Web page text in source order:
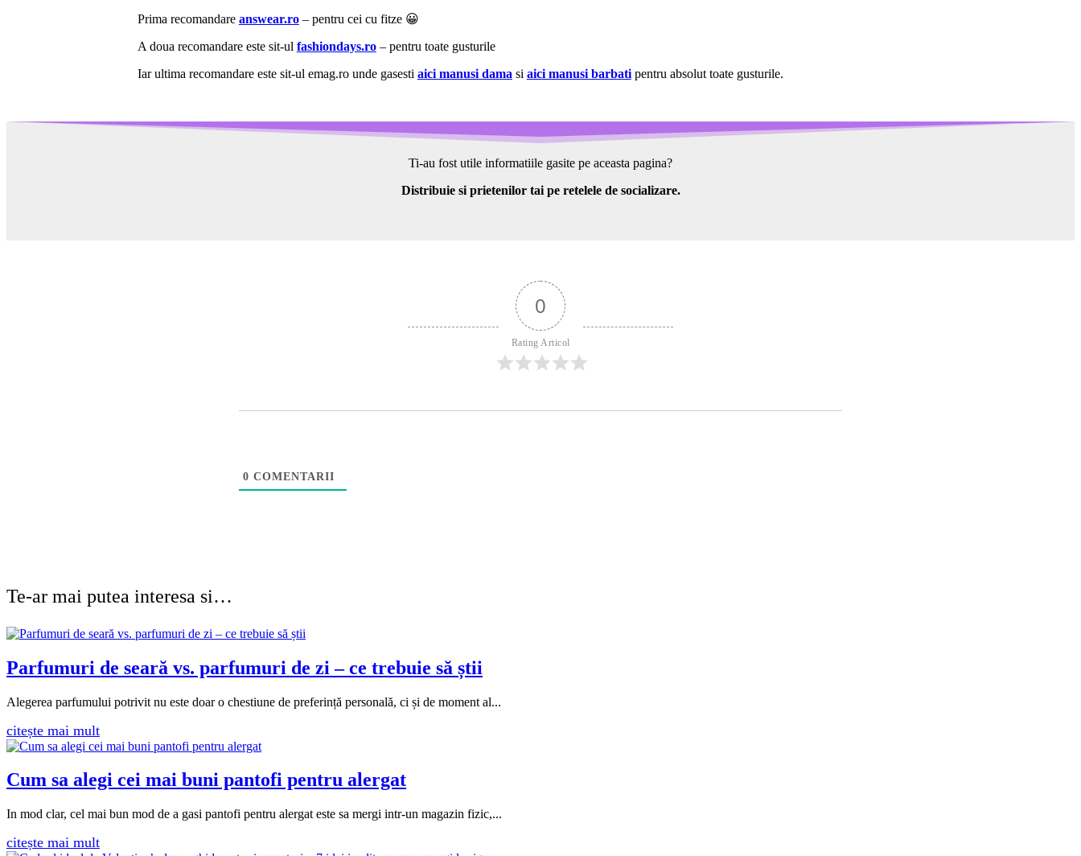
Prima recomandare answear.ro– pentru cei cu fitze 😀
A doua recomandare este sit-ul fashiondays.ro– pentru toate gusturile
Iar ultima recomandare este sit-ul emag.ro unde gasesti aici manusi dama si aici manusi barbatipentru absolut toate gusturile.
Ti-au fost utile informatiile gasite pe aceasta pagina?
Distribuie si prietenilor tai pe retelele de socializare.
0
Rating Articol
0 COMENTARII
Te-ar mai putea interesa si…
Parfumuri de seară vs. parfumuri de zi – ce trebuie să știi
Alegerea parfumului potrivit nu este doar o chestiune de preferință personală, ci și de moment al...
citește mai mult
Cum sa alegi cei mai buni pantofi pentru alergat
In mod clar, cel mai bun mod de a gasi pantofi pentru alergat este sa mergi intr-un magazin fizic,...
citește mai mult